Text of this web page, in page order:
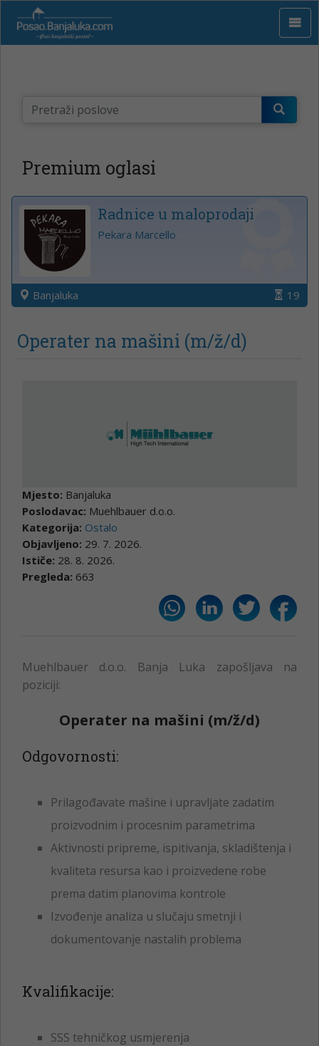
Premium oglasi
Radnice u maloprodaji
Pekara Marcello
Banjaluka 19
Operater na mašini (m/ž/d)
Mjesto: Banjaluka
Poslodavac: Muehlbauer d.o.o.
Kategorija: Ostalo
Objavljeno: 29. 7. 2026.
Ističe: 28. 8. 2026.
Pregleda: 663
Muehlbauer d.o.o. Banja Luka zapošljava na
poziciji:
Operater na mašini (m/ž/d)
Odgovornosti:
Prilagođavate mašine i upravljate zadatim
proizvodnim i procesnim parametrima
Aktivnosti pripreme, ispitivanja, skladištenja i
kvaliteta resursa kao i proizvedene robe
prema datim planovima kontrole
Izvođenje analiza u slučaju smetnji i
dokumentovanje nastalih problema
Kvalifikacije:
SSS tehničkog usmjerenja